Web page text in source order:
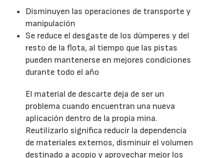
Disminuyen las operaciones de transporte y
manipulación
Se reduce el desgaste de los dúmperes y del
resto de la flota, al tiempo que las pistas
pueden mantenerse en mejores condiciones
durante todo el año
El material de descarte deja de ser un
problema cuando encuentran una nueva
aplicación dentro de la propia mina.
Reutilizarlo significa reducir la dependencia
de materiales externos, disminuir el volumen
destinado a acopio y aprovechar mejor los